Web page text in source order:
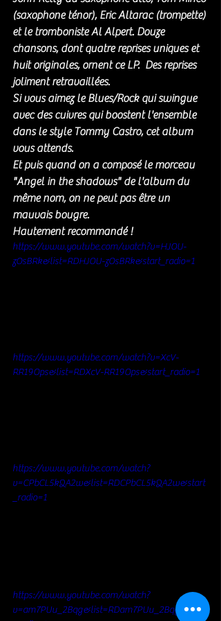
(saxophone ténor), Eric Altarac (trompette)
et le tromboniste Al Alpert. Douze
chansons, dont quatre reprises uniques et
huit originales, ornent ce LP.  Des reprises
joliment retravaillées.
Si vous aimez le Blues/Rock qui swingue
avec des cuivres qui boostent l'ensemble
dans le style Tommy Castro, cet album
vous attends.
Et puis quand on a composé le morceau
"Angel in the shadows" de l'album du
même nom, on ne peut pas être un
mauvais bougre.
Hautement recommandé !
https://www.youtube.com/watch?v=HJOU-
zOsBRk&list=RDHJOU-zOsBRk&start_radio=1
https://www.youtube.com/watch?v=XcV-
RR19Ops&list=RDXcV-RR19Ops&start_radio=1
https://www.youtube.com/watch?
v=CPbCL5kQA2w&list=RDCPbCL5kQA2w&start
_radio=1
https://www.youtube.com/watch?
v=am7PUu_2Bqg&list=RDam7PUu_2Bqg&start